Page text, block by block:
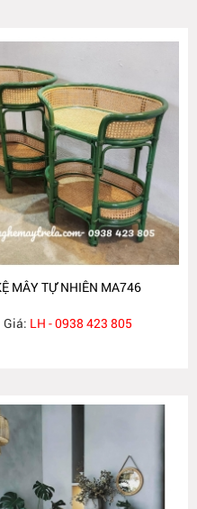
MÂY TỰ NHIÊN MA746
Giá: LH - 0938 423 805